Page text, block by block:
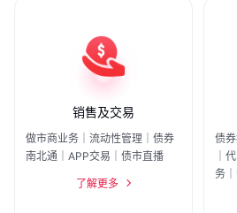
销售及交易
做市商业务｜流动性管理｜债券
南北通｜APP交易｜债市直播
了解更多
债
｜
务